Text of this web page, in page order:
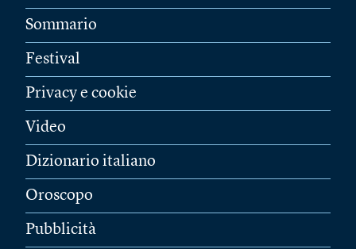
Sommario
Festival
Privacy e cookie
Video
Dizionario italiano
Oroscopo
Pubblicità